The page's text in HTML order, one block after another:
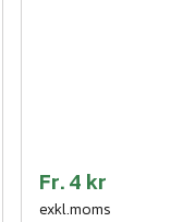
Fr.4 kr
exkl.moms